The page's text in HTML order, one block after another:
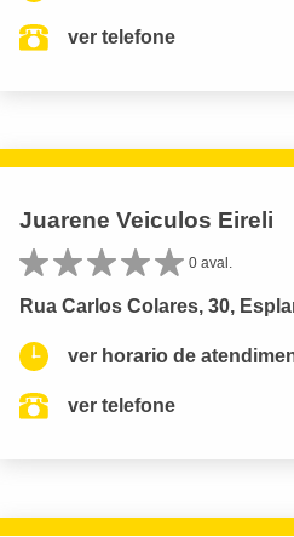
ver telefone
Juarene Veiculos Eireli
0 aval.
Rua Carlos Colares, 30,
ver horario de
ver telefone